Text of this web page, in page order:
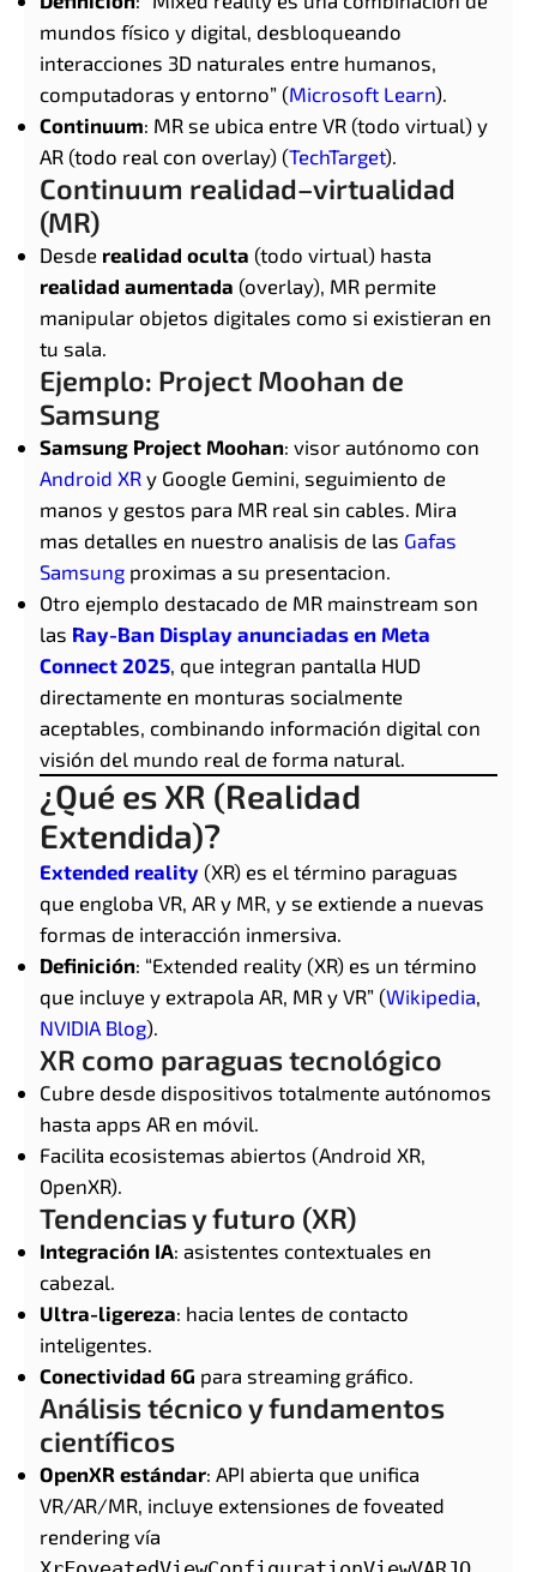
mundos físico y digital, desbloqueando
interacciones 3D naturales entre humanos,
computadoras y entorno” (Microsoft Learn).
Continuum: MR se ubica entre VR (todo virtual) y
AR (todo real con overlay) (TechTarget).
Continuum realidad–virtualidad
(MR)
Desde realidad oculta (todo virtual) hasta
realidad aumentada (overlay), MR permite
manipular objetos digitales como si existieran en
tu sala.
Ejemplo: Project Moohan de
Samsung
Samsung Project Moohan: visor autónomo con
Android XR y Google Gemini, seguimiento de
manos y gestos para MR real sin cables. Mira
mas detalles en nuestro analisis de las Gafas
Samsung proximas a su presentacion.
Otro ejemplo destacado de MR mainstream son
las Ray-Ban Display anunciadas en Meta
Connect 2025, que integran pantalla HUD
directamente en monturas socialmente
aceptables, combinando información digital con
visión del mundo real de forma natural.
¿Qué es XR (Realidad
Extendida)?
Extended reality (XR) es el término paraguas
que engloba VR, AR y MR, y se extiende a nuevas
formas de interacción inmersiva.
Definición: “Extended reality (XR) es un término
que incluye y extrapola AR, MR y VR” (Wikipedia,
NVIDIA Blog).
XR como paraguas tecnológico
Cubre desde dispositivos totalmente autónomos
hasta apps AR en móvil.
Facilita ecosistemas abiertos (Android XR,
OpenXR).
Tendencias y futuro (XR)
Integración IA: asistentes contextuales en
cabezal.
Ultra-ligereza: hacia lentes de contacto
inteligentes.
Conectividad 6G para streaming gráfico.
Análisis técnico y fundamentos
científicos
OpenXR estándar: API abierta que unifica
VR/AR/MR, incluye extensiones de foveated
rendering vía